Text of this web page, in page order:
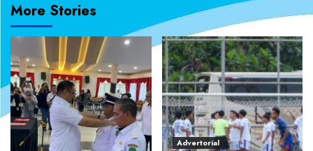
More Stories
Advertorial